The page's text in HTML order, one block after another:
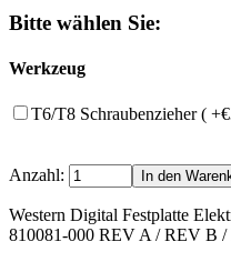
Bitte wählen Sie:
Werkzeug
T6/T8 Schraubenzieher (
Anzahl:
Western Digital Festplatte
810081-000 REV A / REV B